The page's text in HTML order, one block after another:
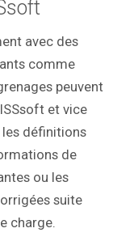
avec des
comme
peuvent
et vice
définitions
de
ou les
suite
charge.